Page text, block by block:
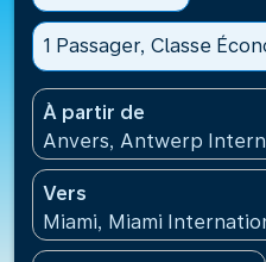
1 Passager, Classe
À partir de
Anvers, Antwerp
Vers
Miami, Miami